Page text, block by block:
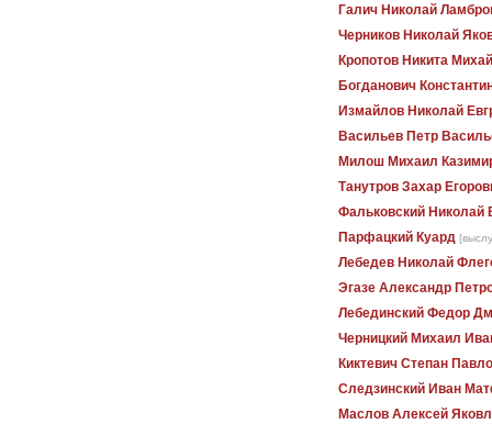
Галич Николай
Черников Николай
Кропотов Никита
Богданович
Измайлов Николай
Васильев Петр
Милош Михаил
Танутров Захар
Фальковский Николай
Парфацкий Куард
Лебедев Николай
Эгазе Александр
Лебединский Федор
Черницкий Михаил
Киктевич Степан
Следзинский Иван
Маслов Алексей